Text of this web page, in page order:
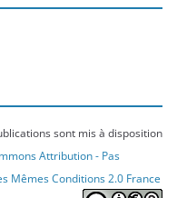
sont mis à disposition
Attribution - Pas
Mêmes Conditions 2.0 France